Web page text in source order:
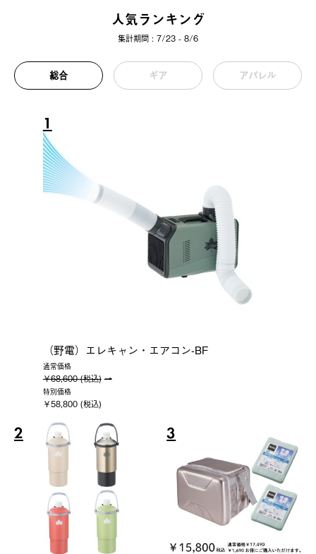
人気ランキング
集計期間 : 7/23 - 8/6
総合 ギア アパレル
1
（野電）エレキャン・エアコン-BF
通常価格
￥68,600 (税込)
特別価格
￥58,800 (税込)
2 3